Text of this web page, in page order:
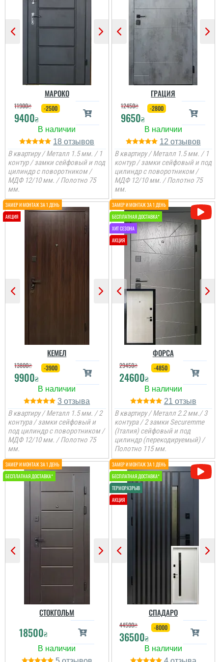
чекати не потрібно було
непогані.
Ірина
Двері дуже
сподобались, дякую за
все від заміру до
установки.
Двері недорогі та мають
два контури ущільнення,
Олег
Сподобався конструктив
та наповненням. Тут ж
стеродур+мінвата і
фольгоізол ну і
терморозрив. Хлопці
установщик професійні
...
Іван
Класний дизайн,надійне
дерев'яне покриття,
допомогу у виборі
надійно....
Ростік
В магазині дуже великий
вибір і дуже
сподобалась дана
модель. Встановили
після замовлення....
читати всі відгуки
МАРОКО
11900₴
9400₴
-2500
18
В квартиру / Металл 1.5 мм. / 1
контур / замки сейфовый и под
цилиндр с поворотником /
МДФ 12/10 мм. / Полотно 75
мм.
ГРАЦИЯ
12450₴
9650₴
-2800
12
В квартиру / Металл 1.5 мм. / 1
контур / замки сейфовый и под
цилиндр с поворотником /
МДФ 12/10 мм. / Полотно 75
мм.
КЕМЕЛ
13800₴
9900₴
-3900
3
В квартиру / Металл 1.5 мм. / 2
контура / замки сейфовый и
под цилиндр с поворотником /
МДФ 12/10 мм. / Полотно 75
мм.
ФОРСА
29450₴
24600₴
-4850
21
В квартиру / Металл 2.2 мм./ 3
контура / 2 замки Securemme
(Італия) сейфовый и под
цилиндр (перекодируемый) /
Полотно 115 мм.
СТОКГОЛЬМ
18500₴
СПАДАРО
44500₴
36500₴
-8000